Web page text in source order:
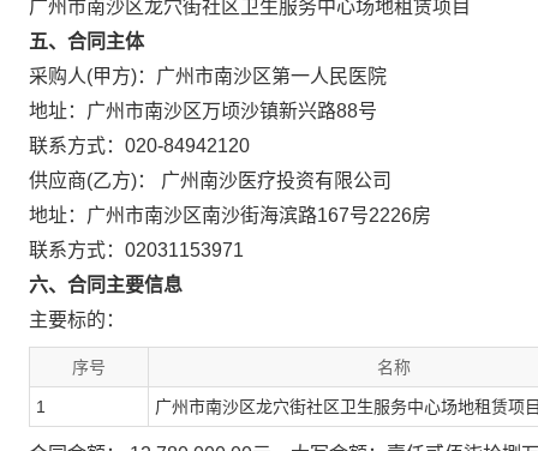
广州市南沙区龙穴街社区卫生服务中心场地租赁项目
五、合同主体
采购人(甲方)：广州市南沙区第一人民医院
地址：广州市南沙区万顷沙镇新兴路88号
联系方式：020-84942120
供应商(乙方)： 广州南沙医疗投资有限公司
地址：广州市南沙区南沙街海滨路167号2226房
联系方式：02031153971
六、合同主要信息
主要标的：
序号 名称
1 广州市南沙区龙穴街社区卫生服务中心场地租赁项